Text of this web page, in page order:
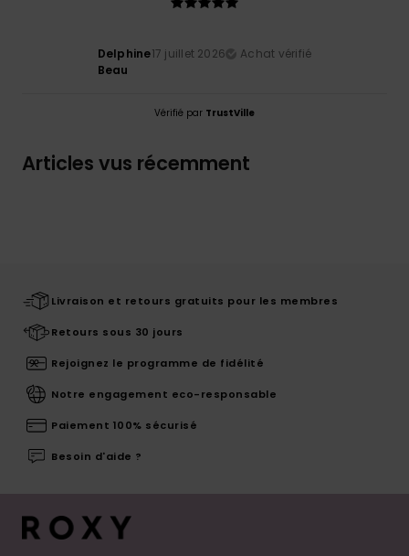
Delphine17 juillet 2026
Achat vérifié
Beau
Vérifié par TrustVille
Articles vus récemment
Livraison et retours gratuits pour les membres
Retours sous 30 jours
Rejoignez le programme de fidélité
Notre engagement eco-responsable
Paiement 100% sécurisé
Besoin d'aide ?